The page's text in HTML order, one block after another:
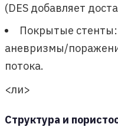
(DES добавляет
Покрытые
аневризмы/
потока.
<ли>
Структура и